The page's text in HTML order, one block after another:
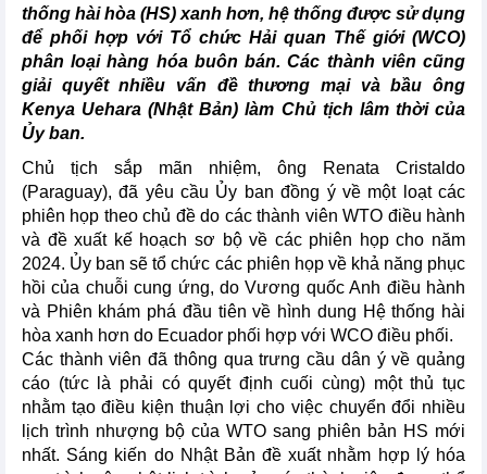
thống hài hòa (HS) xanh hơn, hệ thống được sử dụng
để phối hợp với Tổ chức Hải quan Thế giới (WCO)
phân loại hàng hóa buôn bán. Các thành viên cũng
giải quyết nhiều vấn đề thương mại và bầu ông
Kenya Uehara (Nhật Bản) làm Chủ tịch lâm thời của
Ủy ban.
Chủ tịch sắp mãn nhiệm, ông Renata Cristaldo
(Paraguay), đã yêu cầu Ủy ban đồng ý về một loạt các
phiên họp theo chủ đề do các thành viên WTO điều hành
và đề xuất kế hoạch sơ bộ về các phiên họp cho năm
2024. Ủy ban sẽ tổ chức các phiên họp về khả năng phục
hồi của chuỗi cung ứng, do Vương quốc Anh điều hành
và Phiên khám phá đầu tiên về hình dung Hệ thống hài
hòa xanh hơn do Ecuador phối hợp với WCO điều phối.
Các thành viên đã thông qua trưng cầu dân ý về quảng
cáo (tức là phải có quyết định cuối cùng) một thủ tục
nhằm tạo điều kiện thuận lợi cho việc chuyển đổi nhiều
lịch trình nhượng bộ của WTO sang phiên bản HS mới
nhất. Sáng kiến do Nhật Bản đề xuất nhằm hợp lý hóa